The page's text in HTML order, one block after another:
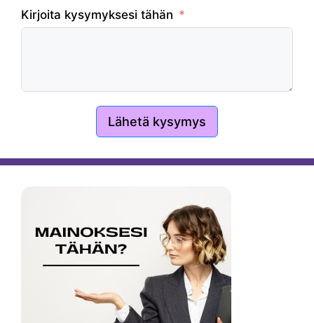
Kirjoita kysymyksesi tähän
Lähetä kysymys